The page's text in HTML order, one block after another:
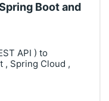
Boot and
API ) to
, Spring Cloud ,